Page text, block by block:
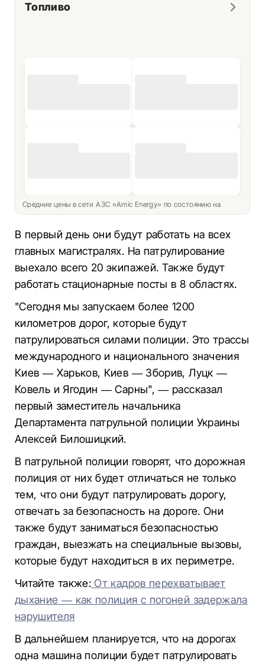
Топливо
Средние цены в сети АЗС «Amic Energy» по состоянию на
В первый день они будут работать на всех
главных магистралях. На патрулирование
выехало всего 20 экипажей. Также будут
работать стационарные посты в 8 областях.
"Сегодня мы запускаем более 1200
километров дорог, которые будут
патрулироваться силами полиции. Это трассы
международного и национального значения
Киев — Харьков, Киев — Зборив, Луцк —
Ковель и Ягодин — Сарны", — рассказал
первый заместитель начальника
Департамента патрульной полиции Украины
Алексей Билошицкий.
В патрульной полиции говорят, что дорожная
полиция от них будет отличаться не только
тем, что они будут патрулировать дорогу,
отвечать за безопасность на дороге. Они
также будут заниматься безопасностью
граждан, выезжать на специальные вызовы,
которые будут находиться в их периметре.
Читайте также: От кадров перехватывает
дыхание — как полиция с погоней задержала
нарушителя
В дальнейшем планируется, что на дорогах
одна машина полиции будет патрулировать